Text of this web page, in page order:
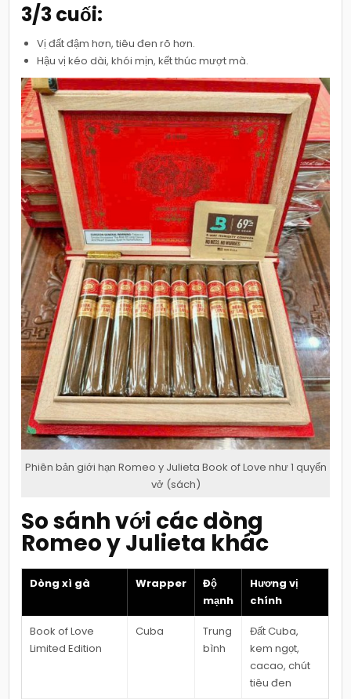
3/3 cuối:
Vị đất đậm hơn, tiêu đen rõ hơn.
Hậu vị kéo dài, khói mịn, kết thúc mượt mà.
Phiên bản giới hạn Romeo y Julieta Book of Love như 1 quyển
vở (sách)
So sánh với các dòng
Romeo y Julieta khác
Dòng xì gà Wrapper
Độ
mạnh
Hương vị
chính
Book of Love
Limited Edition
Cuba
Trung
bình
Đất Cuba,
kem ngọt,
cacao, chút
tiêu đen